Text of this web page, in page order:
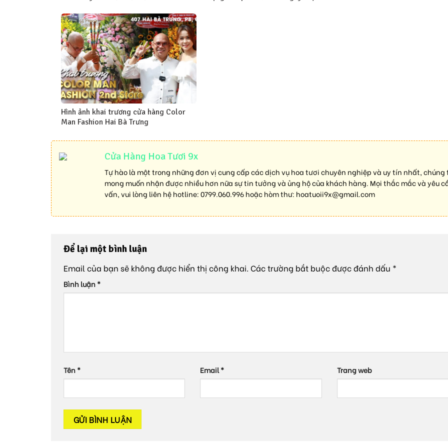
Hình ảnh khai trương cửa hàng Color
Man Fashion Hai Bà Trưng
Cửa Hàng Hoa Tươi 9x
Tự hào là một trong những đơn vị cung cấp các dịch vụ hoa tươi chuyên nghiệp và uy tín nhất, chúng
mong muốn nhận được nhiều hơn nữa sự tin tưởng và ủng hộ của khách hàng. Mọi thắc mắc và yêu
vấn, vui lòng liên hệ hotline:0799.060.996hoặc hòm thư: hoatuoii9x@gmail.com
Để lại một bình luận
Email của bạn sẽ không được hiển thị công khai. Các trường bắt buộc được đánh dấu *
Bình luận*
Tên* Email* Trang web